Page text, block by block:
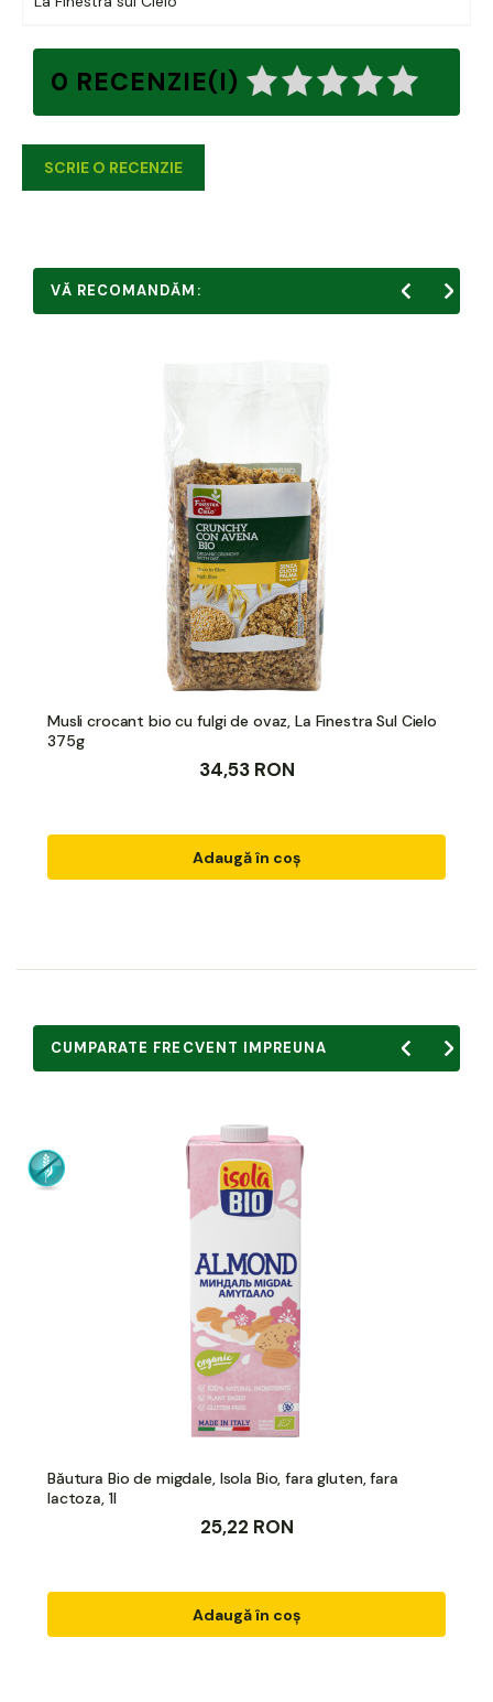
0 RECENZIE(I)
SCRIE O RECENZIE
VĂ RECOMANDĂM:
Musli crocant bio cu fulgi de ovaz, La Finestra Sul Cielo
375g
34,53 RON
Adaugă în coș
CUMPARATE FRECVENT IMPREUNA
Băutura Bio de migdale, Isola Bio, fara gluten, fara
lactoza, 1l
25,22 RON
Adaugă în coș